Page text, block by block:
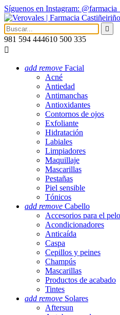
Síguenos en Instagram:

981 594 444610 500 335

add remove Facial
Acné
Antiedad
Antimanchas
Antioxidantes
Contornos de ojos
Exfoliante
Hidratación
Labiales
Limpiadores
Maquillaje
Mascarillas
Pestañas
Piel sensible
Tónicos
add remove Cabello
Accesorios para el pelo
Acondicionadores
Anticaída
Caspa
Cepillos y peines
Champús
Mascarillas
Productos de acabado
Tintes
add remove Solares
Aftersun